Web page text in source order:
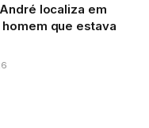
localiza em
que estava